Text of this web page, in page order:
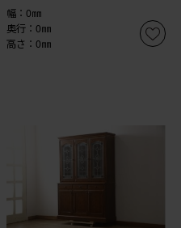
幅：0㎜
奥行：0㎜
高さ：0㎜